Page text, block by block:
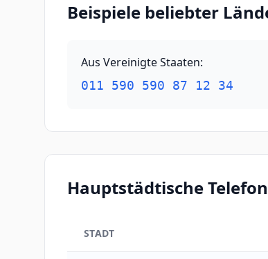
Beispiele beliebter
Aus Vereinigte Staaten:
011 590 590 87 12 34
Hauptstädtische
STADT